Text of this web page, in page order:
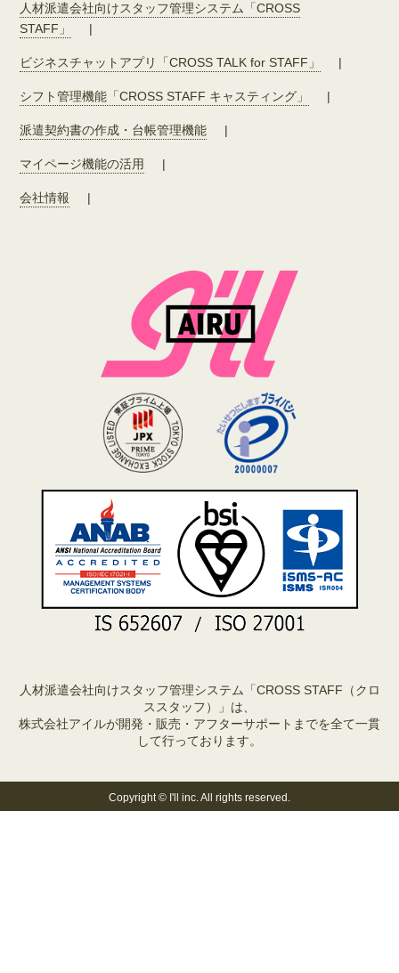
人材派遣会社向けスタッフ管理システム「CROSS
STAFF」
|
ビジネスチャットアプリ「CROSS TALK for STAFF」 |
シフト管理機能「CROSS STAFF キャスティング」 |
派遣契約書の作成・台帳管理機能 |
マイページ機能の活用 |
会社情報 |
人材派遣会社向けスタッフ管理システム「CROSS STAFF（クロ
ススタッフ）」は、
株式会社アイルが開発・販売・アフターサポートまでを全て一貫
して行っております。
Copyright © I'll inc. All rights reserved.